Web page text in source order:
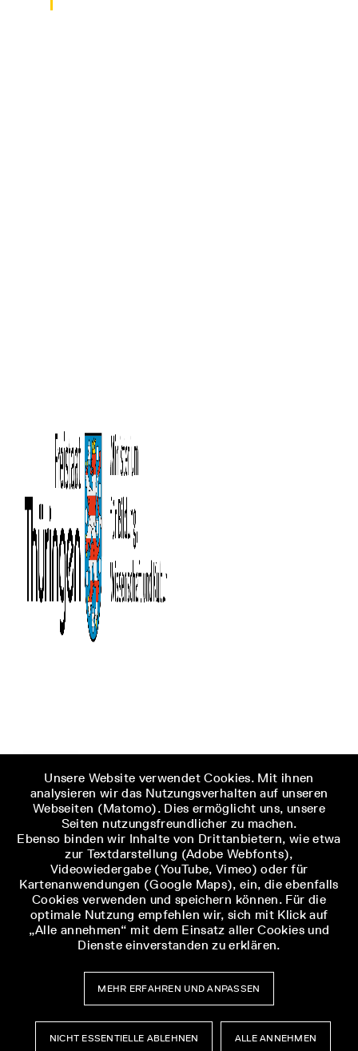
Unsere Website verwendet Cookies. Mit ihnen
analysieren wir das Nutzungsverhalten auf unseren
Webseiten (Matomo). Dies ermöglicht uns, unsere
Seiten nutzungsfreundlicher zu machen.
Ebenso binden wir Inhalte von Drittanbietern, wie etwa
zur Textdarstellung (Adobe Webfonts),
Videowiedergabe (YouTube, Vimeo) oder für
Kartenanwendungen (Google Maps), ein, die ebenfalls
Cookies verwenden und speichern können. Für die
optimale Nutzung empfehlen wir, sich mit Klick auf
„Alle annehmen“ mit dem Einsatz aller Cookies und
Dienste einverstanden zu erklären.
MEHR ERFAHREN UND ANPASSEN
NICHT ESSENTIELLE ABLEHNEN ALLE ANNEHMEN